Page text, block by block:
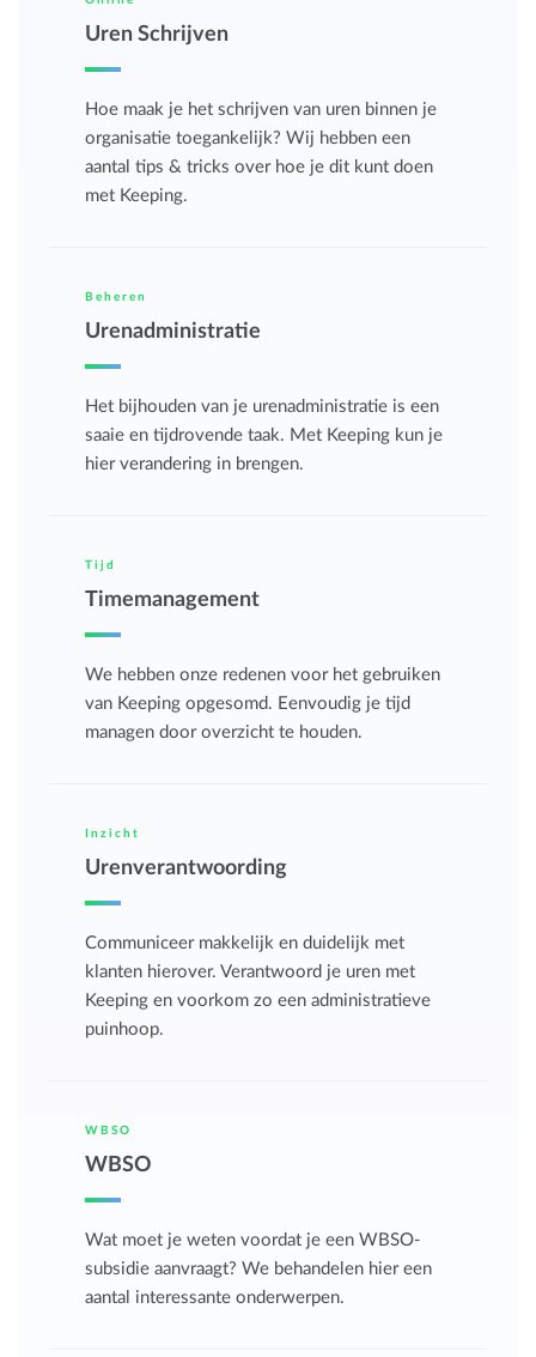
Uren Schrijven
Hoe maak je het schrijven van uren binnen je
organisatie toegankelijk? Wij hebben een
aantal tips & tricks over hoe je dit kunt doen
met Keeping.
Beheren
Urenadministratie
Het bijhouden van je urenadministratie is een
saaie en tijdrovende taak. Met Keeping kun je
hier verandering in brengen.
Tijd
Timemanagement
We hebben onze redenen voor het gebruiken
van Keeping opgesomd. Eenvoudig je tijd
managen door overzicht te houden.
Inzicht
Urenverantwoording
Communiceer makkelijk en duidelijk met
klanten hierover. Verantwoord je uren met
Keeping en voorkom zo een administratieve
puinhoop.
WBSO
WBSO
Wat moet je weten voordat je een WBSO-
subsidie aanvraagt? We behandelen hier een
aantal interessante onderwerpen.